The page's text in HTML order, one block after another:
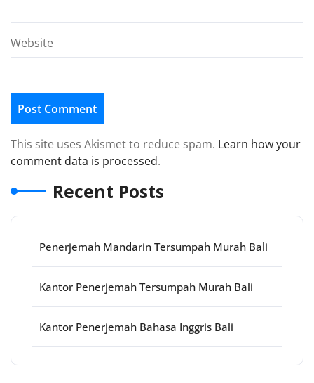
Website
This site uses Akismet to reduce spam. Learn how your
comment data is processed.
Recent Posts
Penerjemah Mandarin Tersumpah Murah Bali
Kantor Penerjemah Tersumpah Murah Bali
Kantor Penerjemah Bahasa Inggris Bali